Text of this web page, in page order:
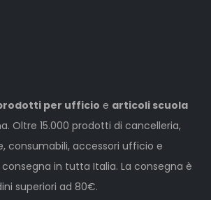
per ufficio e articoli scuola
Oltre 15.000 prodotti di cancelleria,
consumabili, accessori ufficio e
in tutta Italia. La consegna è
superiori ad 80€.